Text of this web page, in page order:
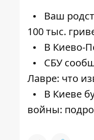
Ваш
100 тыс.
В Киево-
СБУ
Лавре: что
В Киеве
войны: